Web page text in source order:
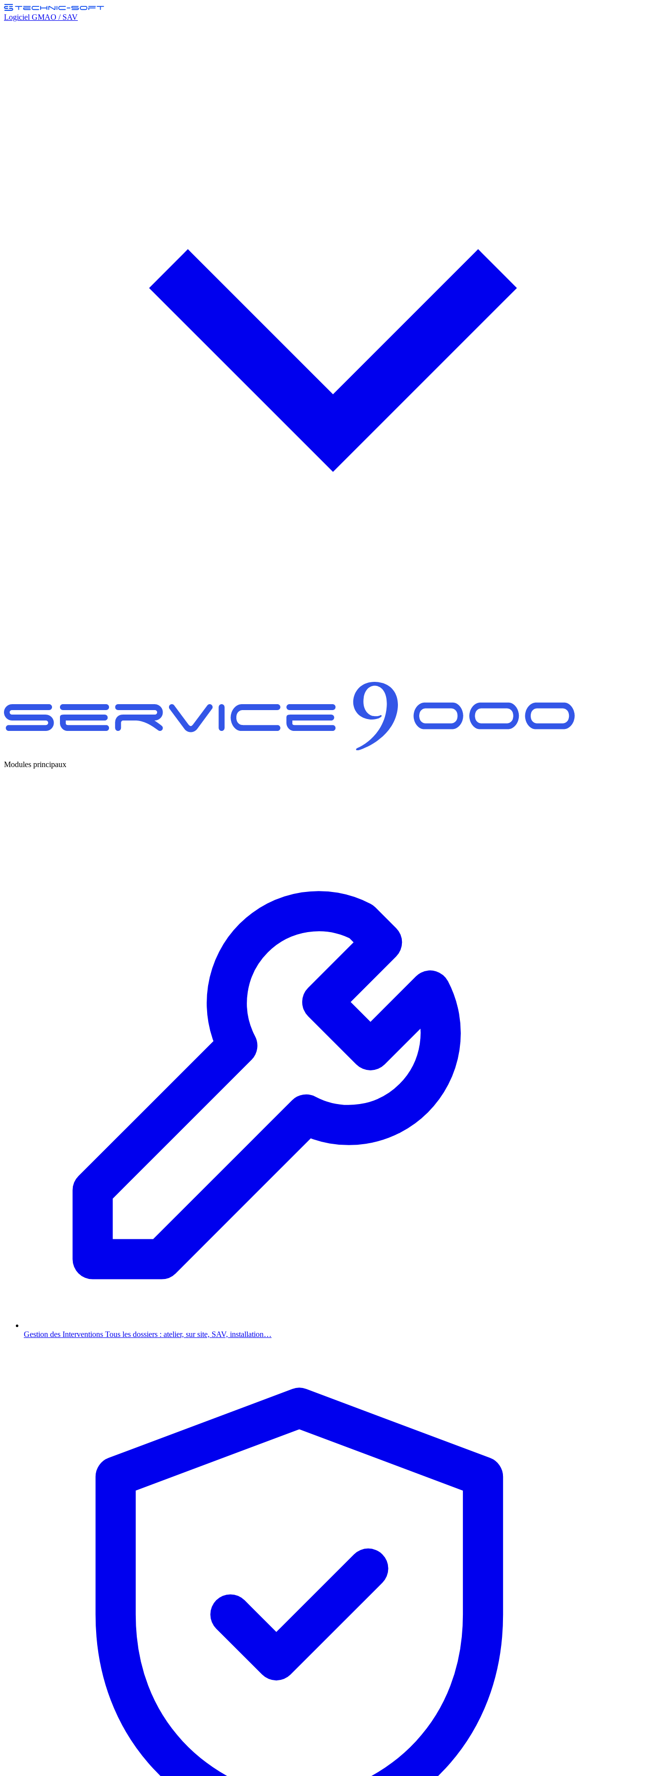
Logiciel GMAO / SAV
Modules principaux
Gestion des Interventions Tous les dossiers : atelier, sur site, SAV, installation…